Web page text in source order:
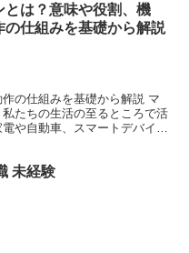
とは？意味や役割、機
の仕組みを基礎から解説
の仕組みを基礎から解説 マ
たちの生活の至るところで活
や自動車、スマートデバイス
未経験